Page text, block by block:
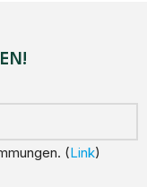
(Link)